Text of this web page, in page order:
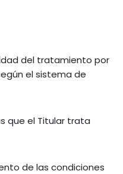
del tratamiento por
el sistema de
que el Titular trata
de las condiciones